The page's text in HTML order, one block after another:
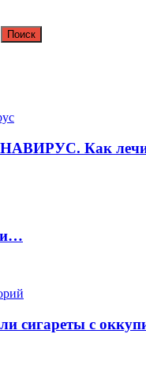
Как
сигареты с